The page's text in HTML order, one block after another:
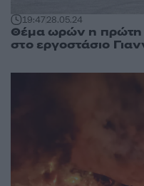
19:4728.05.24
Θέμα ωρών η πρώτη
στο εργοστάσιο